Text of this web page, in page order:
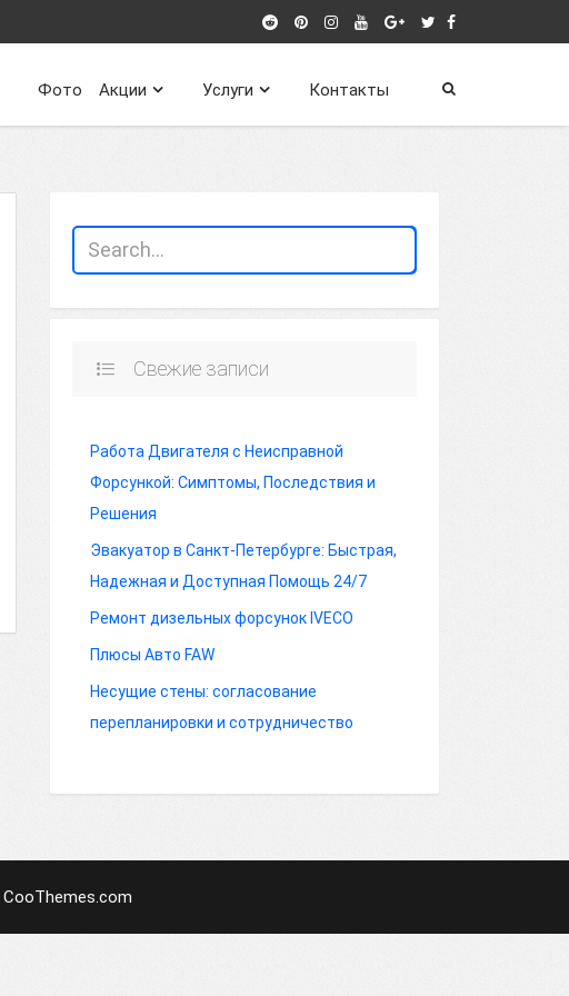
Контакты
Услуги
Акции
Фото
Свежие записи
Работа Двигателя с Неисправной
Форсункой: Симптомы, Последствия и
Решения
Эвакуатор в Санкт-Петербурге: Быстрая,
Надежная и Доступная Помощь 24/7
Ремонт дизельных форсунок IVECO
Плюсы Авто FAW
Несущие стены: согласование
перепланировки и сотрудничество
CooThemes.com